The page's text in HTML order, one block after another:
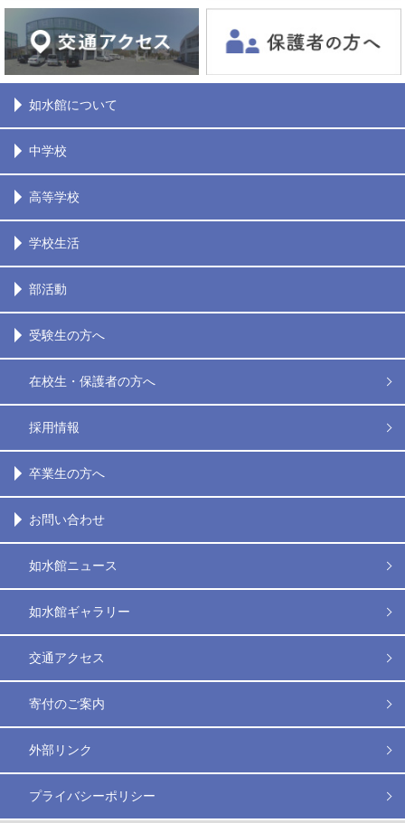
如水館について
中学校
高等学校
学校生活
部活動
受験生の方へ
在校生・保護者の方へ
採用情報
卒業生の方へ
お問い合わせ
如水館ニュース
如水館ギャラリー
交通アクセス
寄付のご案内
外部リンク
プライバシーポリシー